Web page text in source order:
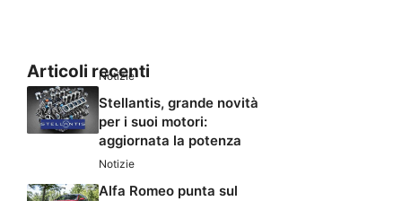
Articoli recenti
Notizie
Stellantis, grande novità
per i suoi motori:
aggiornata la potenza
Notizie
Alfa Romeo punta sul